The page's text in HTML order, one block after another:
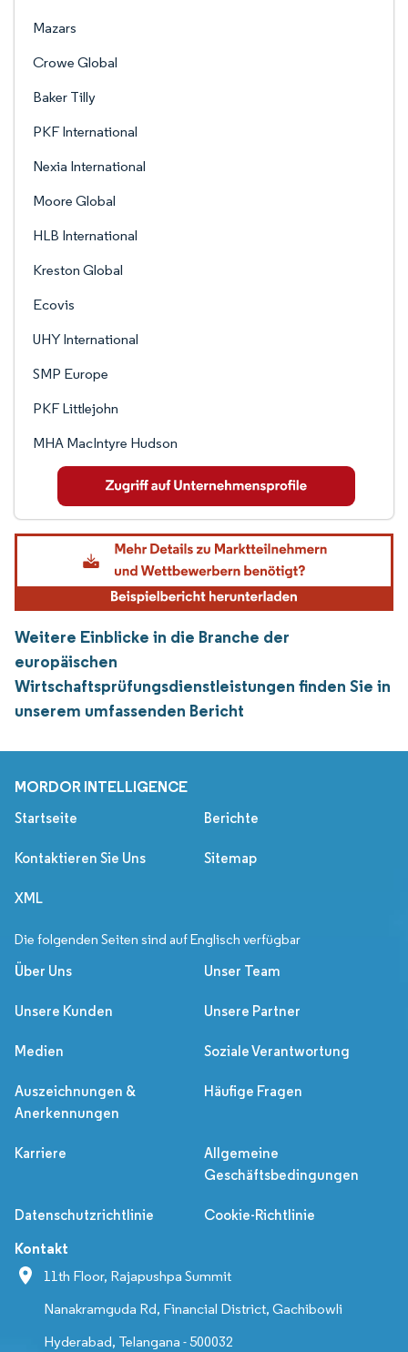
Mazars
Crowe Global
Baker Tilly
PKF International
Nexia International
Moore Global
HLB International
Kreston Global
Ecovis
UHY International
SMP Europe
PKF Littlejohn
MHA MacIntyre Hudson
Weitere Einblicke in die Branche der
europäischen
Wirtschaftsprüfungsdienstleistungen finden Sie in
unserem umfassenden Bericht
MORDOR INTELLIGENCE
Startseite Berichte
Kontaktieren Sie Uns Sitemap
XML
Die folgenden Seiten sind auf Englisch verfügbar
Über Uns Unser Team
Unsere Kunden Unsere Partner
Medien Soziale Verantwortung
Auszeichnungen &
Anerkennungen
Häufige Fragen
Karriere
Allgemeine
Geschäftsbedingungen
Datenschutzrichtlinie Cookie-Richtlinie
Kontakt
11th Floor, Rajapushpa Summit
Nanakramguda Rd, Financial District, Gachibowli
Hyderabad, Telangana - 500032